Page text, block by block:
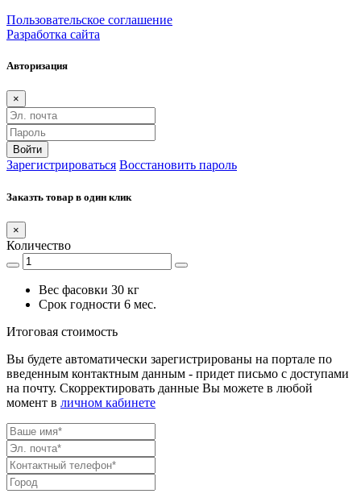
Пользовательское соглашение
Разработка сайта
Авторизация
×
Войти
Зарегистрироваться Восстановить пароль
Заказть товар в один клик
×
Количество
Вес фасовки 30 кг
Срок годности 6 мес.
Итоговая стоимость
Вы будете автоматически зарегистрированы на портале по
введенным контактным данным - придет письмо с доступами
на почту. Скорректировать данные Вы можете в любой
момент в личном кабинете